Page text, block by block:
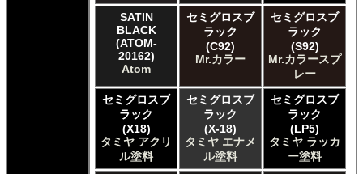
SATIN
BLACK
(ATOM-
20162)
Atom
セミグロスブ
ラック
(C92)
Mr.カラー
セミグロスブ
ラック
(S92)
Mr.カラースプ
レー
セミグロスブ
ラック
(X18)
タミヤ アクリ
ル塗料
セミグロスブ
ラック
(X-18)
タミヤ エナメ
ル塗料
セミグロスブ
ラック
(LP5)
タミヤ ラッカ
ー塗料